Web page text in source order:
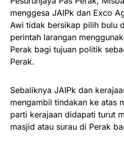
menggesa JAIPk dan Exco
Awi tidak bersikap pilih bulu
perintah larangan
Perak bagi tujuan politik
Perak.
Sebaliknya JAIPk dan
mengambil tindakan ke atas
parti kerajaan didapati turut
masjid atau surau di Perak